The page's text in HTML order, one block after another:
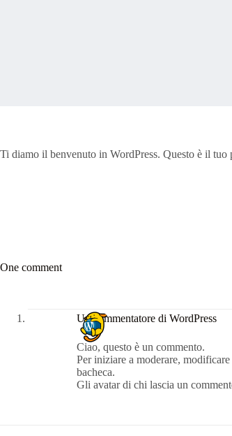
Ti diamo il benvenuto in WordPress. Questo è il
One comment
Un commentatore di WordPress
Ciao, questo è un commento.
Per iniziare a moderare,
bacheca.
Gli avatar di chi lascia un